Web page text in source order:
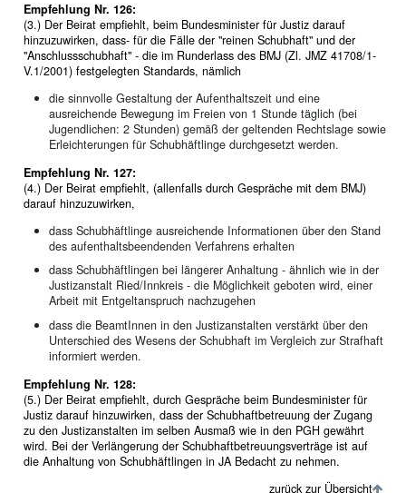
Empfehlung Nr. 126:
(3.) Der Beirat empfiehlt, beim Bundesminister für Justiz darauf
hinzuzuwirken, dass- für die Fälle der "reinen Schubhaft" und der
"Anschlussschubhaft" - die im Runderlass des BMJ (Zl. JMZ 41708/1-
V.1/2001) festgelegten Standards, nämlich
die sinnvolle Gestaltung der Aufenthaltszeit und eine
ausreichende Bewegung im Freien von 1 Stunde täglich (bei
Jugendlichen: 2 Stunden) gemäß der geltenden Rechtslage sowie
Erleichterungen für Schubhäftlinge durchgesetzt werden.
Empfehlung Nr. 127:
(4.) Der Beirat empfiehlt, (allenfalls durch Gespräche mit dem BMJ)
darauf hinzuzuwirken,
dass Schubhäftlinge ausreichende Informationen über den Stand
des aufenthaltsbeendenden Verfahrens erhalten
dass Schubhäftlingen bei längerer Anhaltung - ähnlich wie in der
Justizanstalt Ried/Innkreis - die Möglichkeit geboten wird, einer
Arbeit mit Entgeltanspruch nachzugehen
dass die BeamtInnen in den Justizanstalten verstärkt über den
Unterschied des Wesens der Schubhaft im Vergleich zur Strafhaft
informiert werden.
Empfehlung Nr. 128:
(5.) Der Beirat empfiehlt, durch Gespräche beim Bundesminister für
Justiz darauf hinzuwirken, dass der Schubhaftbetreuung der Zugang
zu den Justizanstalten im selben Ausmaß wie in den PGH gewährt
wird. Bei der Verlängerung der Schubhaftbetreuungsverträge ist auf
die Anhaltung von Schubhäftlingen in JA Bedacht zu nehmen.
zurück zur Übersicht